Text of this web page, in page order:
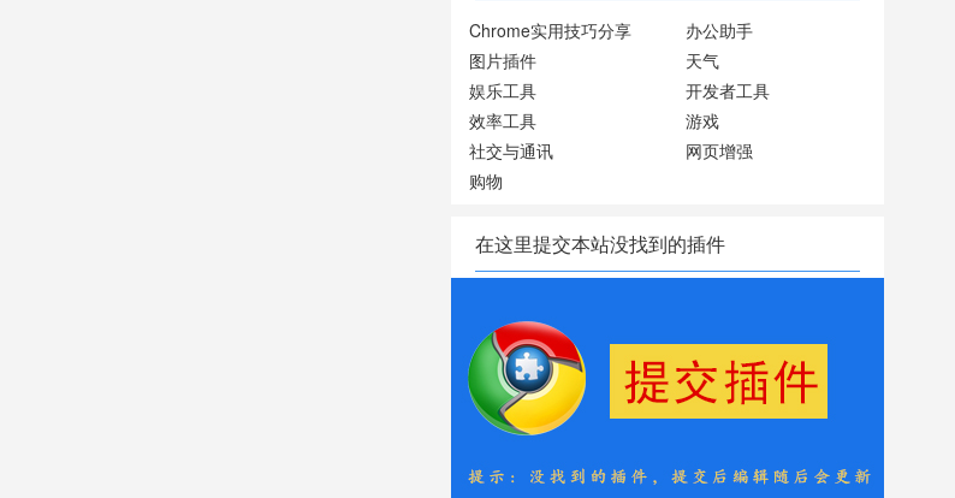
Chrome实用技巧分享
办公助手
图片插件
天气
娱乐工具
开发者工具
效率工具
游戏
社交与通讯
网页增强
购物
在这里提交本站没找到的插件